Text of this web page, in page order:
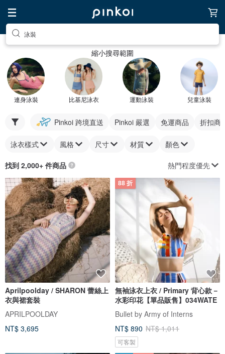
泳裝
縮小搜尋範圍
連身泳裝 比基尼泳衣 運動泳裝 兒童泳裝
Pinkoi 跨境直送 Pinkoi 嚴選 免運商品 折扣商
泳衣樣式 風格 尺寸 材質 顏色
找到 2,000+ 件商品 熱門程度優先
Aprilpoolday / SHARON 蕾絲上
衣與裙套裝
APRILPOOLDAY
NT$ 3,695
88 折
無袖泳衣上衣 / Primary 背心款－
水彩印花【單品販售】034WATE
Bullet by Army of Interns
NT$ 890 NT$ 1,011
可客製